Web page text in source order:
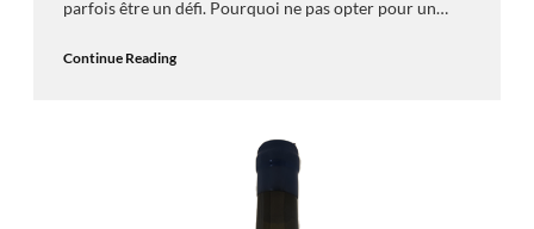
parfois être un défi. Pourquoi ne pas opter pour un…
Continue Reading